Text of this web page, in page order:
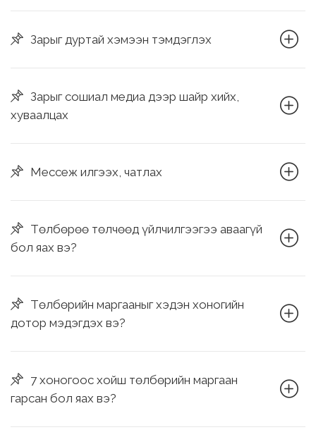
Зарыг дуртай хэмээн тэмдэглэх
Зарыг сошиал медиа дээр шайр хийх,
хуваалцах
Мессеж илгээх, чатлах
Төлбөрөө төлчөөд үйлчилгээгээ аваагүй
бол яах вэ?
Төлбөрийн маргааныг хэдэн хоногийн
дотор мэдэгдэх вэ?
7 хоногоос хойш төлбөрийн маргаан
гарсан бол яах вэ?